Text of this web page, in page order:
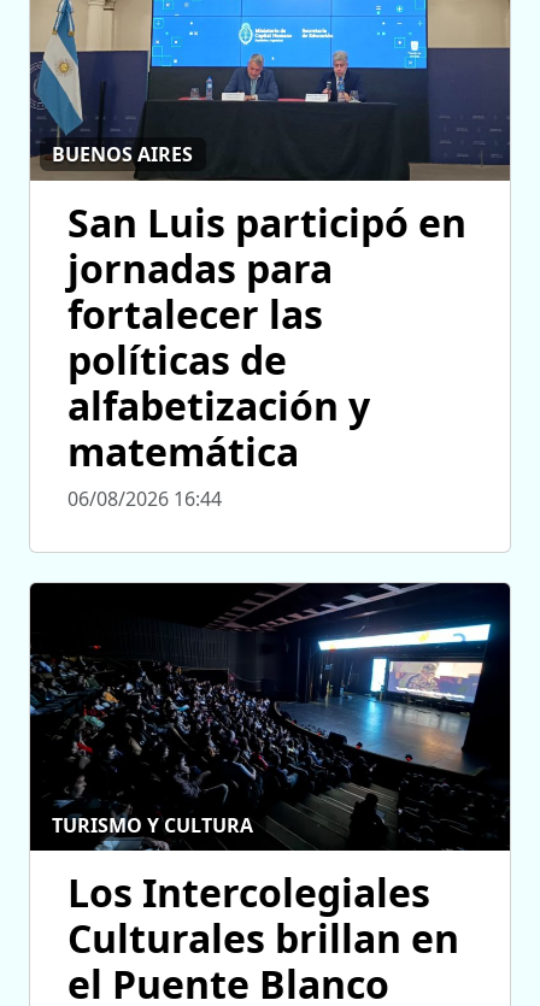
BUENOS AIRES
San Luis participó en
jornadas para
fortalecer las
políticas de
alfabetización y
matemática
06/08/2026 16:44
TURISMO Y CULTURA
Los Intercolegiales
Culturales brillan en
el Puente Blanco